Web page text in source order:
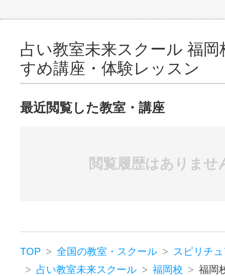
占い教室未来スクール 福岡
すめ講座・体験レッスン
最近閲覧した教室・講座
閲覧履歴はありませ
TOP 全国の教室・スクール
スピリチ
占い教室未来スクール
福岡校
福岡